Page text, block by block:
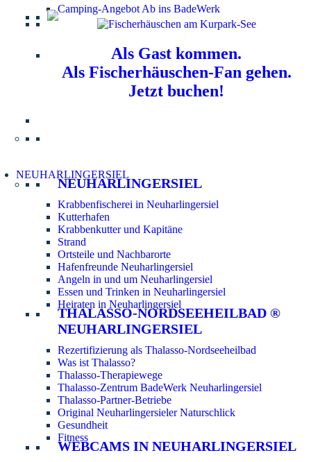
Camping-Angebot Ab ins BadeWerk
Als Gast kommen.
Als Fischerhäuschen-Fan gehen.
Jetzt buchen!
NEUHARLINGERSIEL
NEUHARLINGERSIEL
Krabbenfischerei in Neuharlingersiel
Kutterhafen
Krabbenkutter und Kapitäne
Strand
Ortsteile und Nachbarorte
Hafenfreunde Neuharlingersiel
Angeln in und um Neuharlingersiel
Essen und Trinken in Neuharlingersiel
Heiraten in Neuharlingersiel
THALASSO-NORDSEEHEILBAD ®
NEUHARLINGERSIEL
Rezertifizierung als Thalasso-Nordseeheilbad
Was ist Thalasso?
Thalasso-Therapiewege
Thalasso-Zentrum BadeWerk Neuharlingersiel
Thalasso-Partner-Betriebe
Original Neuharlingersieler Naturschlick
Gesundheit
Fitness
WEBCAMS IN NEUHARLINGERSIEL